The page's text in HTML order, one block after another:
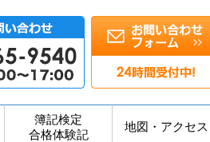
簿記検定
合格体験記
地図・アクセス